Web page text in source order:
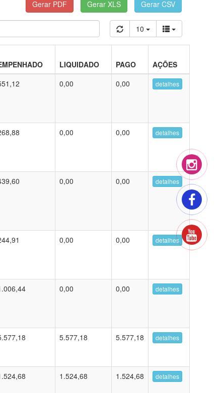
10
LIQUIDADO PAGO
AÇÕES
0,00 0,00 detalhes
0,00 0,00 detalhes
0,00 0,00 detalhes
0,00 0,00 detalhes
0,00 0,00 detalhes
5.577,18 5.577,18 detalhes
1.524,68 1.524,68 detalhes